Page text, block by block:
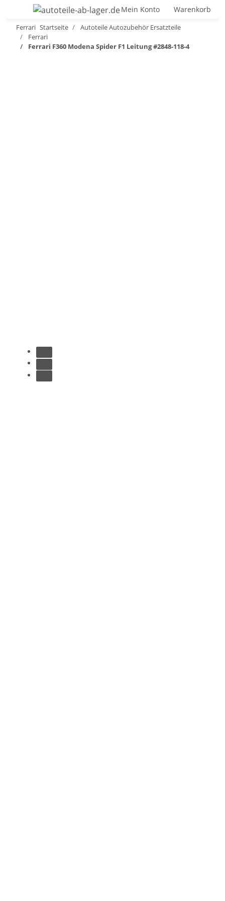
Mein Konto Warenkorb
Ferrari Startseite
Autoteile Autozubehör Ersatzteile
Ferrari
Ferrari F360 Modena Spider F1 Leitung #2848-118-4